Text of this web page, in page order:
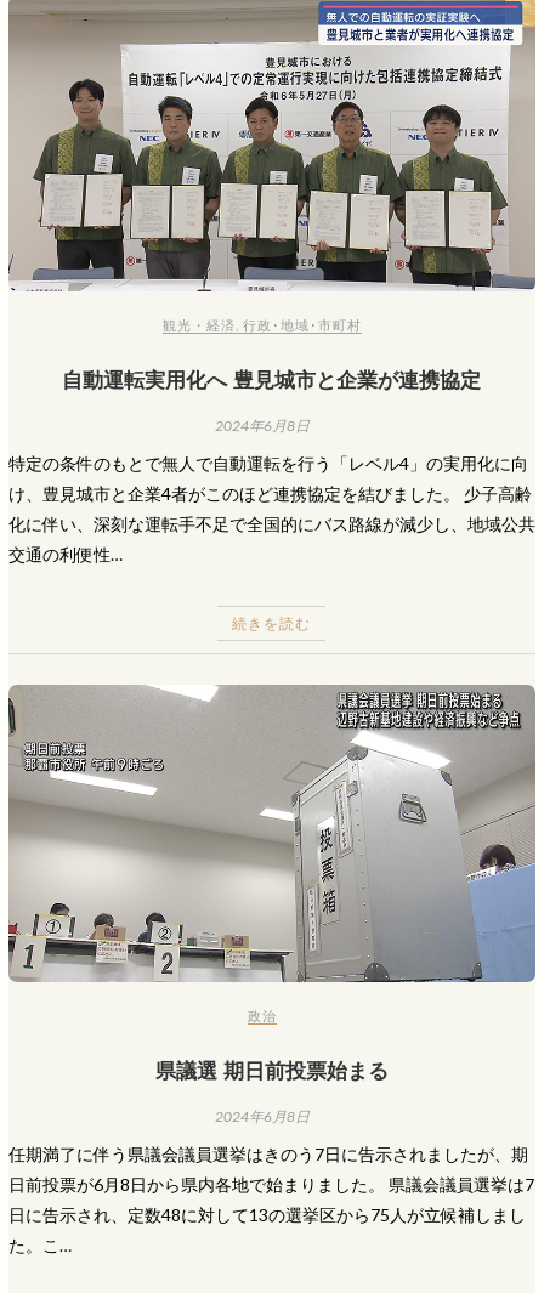
観光・経済 ,行政･地域･市町村
自動運転実用化へ 豊見城市と企業が連携協定
2024年6月8日
特定の条件のもとで無人で自動運転を行う「レベル4」の実用化に向
け、豊見城市と企業4者がこのほど連携協定を結びました。 少子高齢
化に伴い、深刻な運転手不足で全国的にバス路線が減少し、地域公共
交通の利便性…
続きを読む
政治
県議選 期日前投票始まる
2024年6月8日
任期満了に伴う県議会議員選挙はきのう7日に告示されましたが、期
日前投票が6月8日から県内各地で始まりました。 県議会議員選挙は7
日に告示され、定数48に対して13の選挙区から75人が立候補しまし
た。こ…